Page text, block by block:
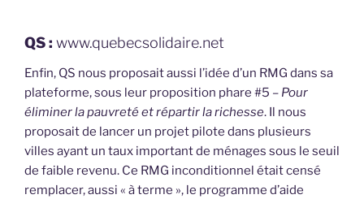
QS : www.quebecsolidaire.net
Enfin, QS nous proposait aussi l’idée d’un RMG dans sa
plateforme, sous leur proposition phare #5 – Pour
éliminer la pauvreté et répartir la richesse. Il nous
proposait de lancer un projet pilote dans plusieurs
villes ayant un taux important de ménages sous le seuil
de faible revenu. Ce RMG inconditionnel était censé
remplacer, aussi « à terme », le programme d’aide